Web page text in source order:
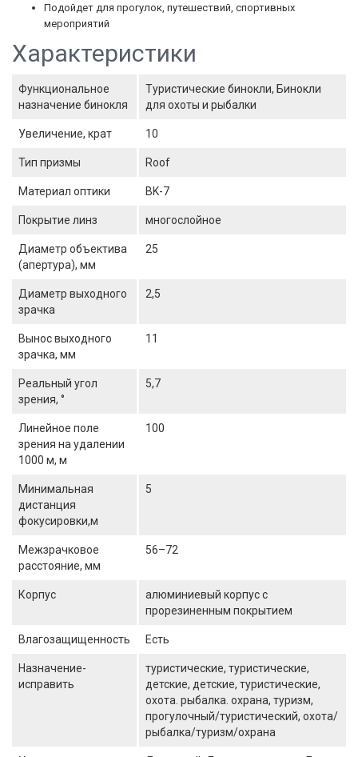
Подойдет для прогулок, путешествий, спортивных
мероприятий
Характеристики
Функциональное
назначение бинокля
Туристические бинокли, Бинокли
для охоты и рыбалки
Увеличение, крат 10
Тип призмы Roof
Материал оптики BK-7
Покрытие линз многослойное
Диаметр объектива
(апертура), мм
25
Диаметр выходного
зрачка
2,5
Вынос выходного
зрачка, мм
11
Реальный угол
зрения, °
5,7
Линейное поле
зрения на удалении
1000 м, м
100
Минимальная
дистанция
фокусировки,м
5
Межзрачковое
расстояние, мм
56–72
Корпус
алюминиевый корпус с
прорезиненным покрытием
Влагозащищенность Есть
Назначение-
исправить
туристические, туристические,
детские, детские, туристические,
охота. рыбалка. охрана, туризм,
прогулочный/туристический, охота/
рыбалка/туризм/охрана